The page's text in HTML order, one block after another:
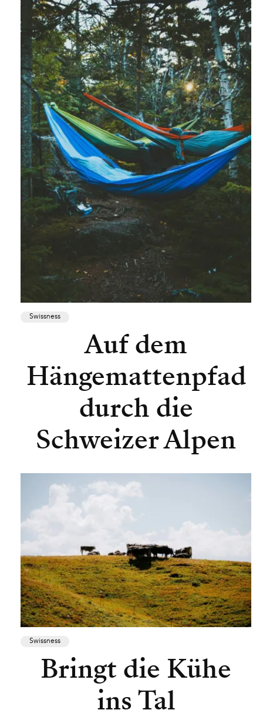
Swissness
Auf dem
Hängemattenpfad
durch die
Schweizer Alpen
Swissness
Bringt die Kühe
ins Tal